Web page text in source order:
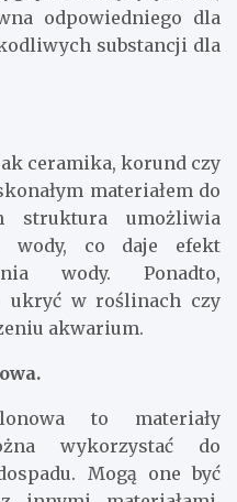
odpowiedniego dla
substancji dla
ceramika, korund czy
materiałem do
struktura umożliwia
wody, co daje efekt
wody. Ponadto,
ukryć w roślinach czy
akwarium.
to materiały
wykorzystać do
Mogą one być